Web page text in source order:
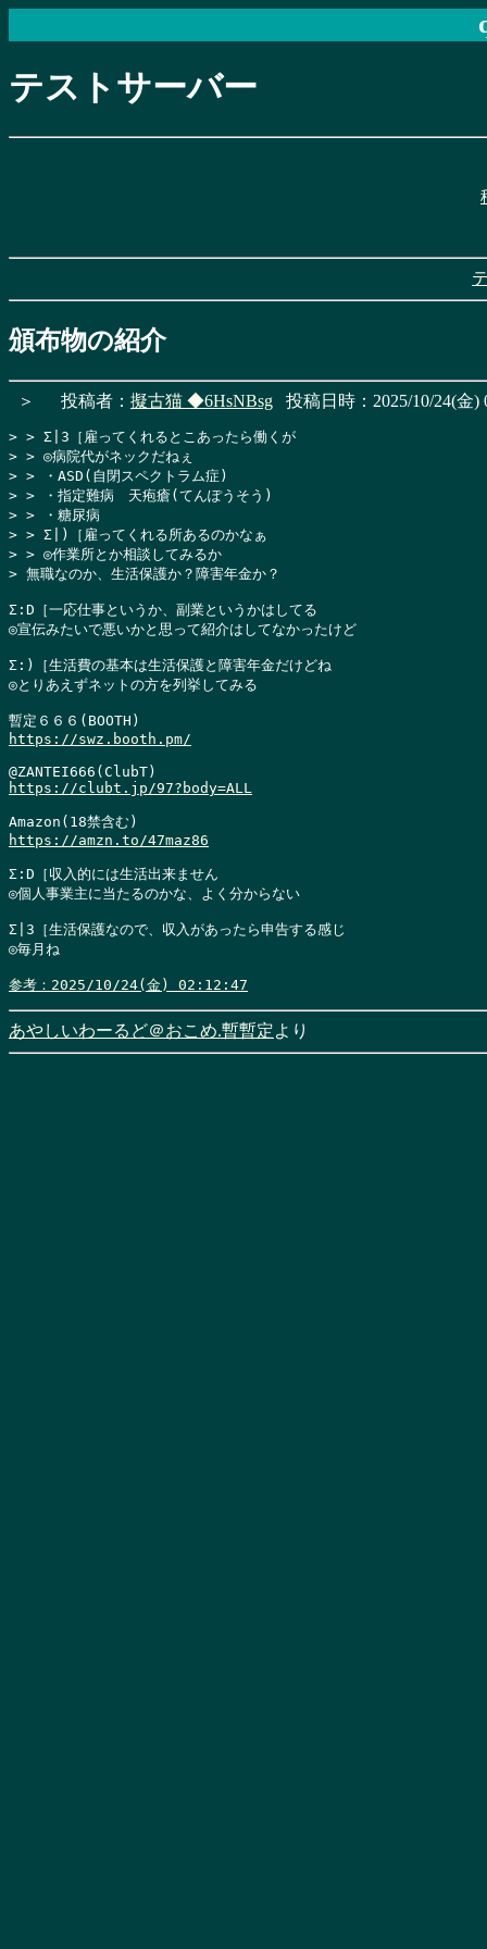
テストサーバー
頒布物の紹介
＞ 投稿者： 擬古猫 ◆6HsNBsg 投稿日時：2025/10/24(金)
> > Σ|3［雇ってくれるとこあったら働くが
> > ◎病院代がネックだねぇ
> > ・ASD(自閉スペクトラム症)
> > ・指定難病　天疱瘡(てんぽうそう)
> > ・糖尿病
> > Σ|)［雇ってくれる所あるのかなぁ
> > ◎作業所とか相談してみるか
> 無職なのか、生活保護か？障害年金か？
Σ:D［一応仕事というか、副業というかはしてる
◎宣伝みたいで悪いかと思って紹介はしてなかったけど
Σ:)［生活費の基本は生活保護と障害年金だけどね
◎とりあえずネットの方を列挙してみる
https://swz.booth.pm/
https://clubt.jp/97?body=ALL
https://amzn.to/47maz86
Σ:D［収入的には生活出来ません
◎個人事業主に当たるのかな、よく分からない
Σ|3［生活保護なので、収入があったら申告する感じ
◎毎月ね
参考：2025/10/24(金) 02:12:47
あやしいわーるど＠おこめ.暫暫定より